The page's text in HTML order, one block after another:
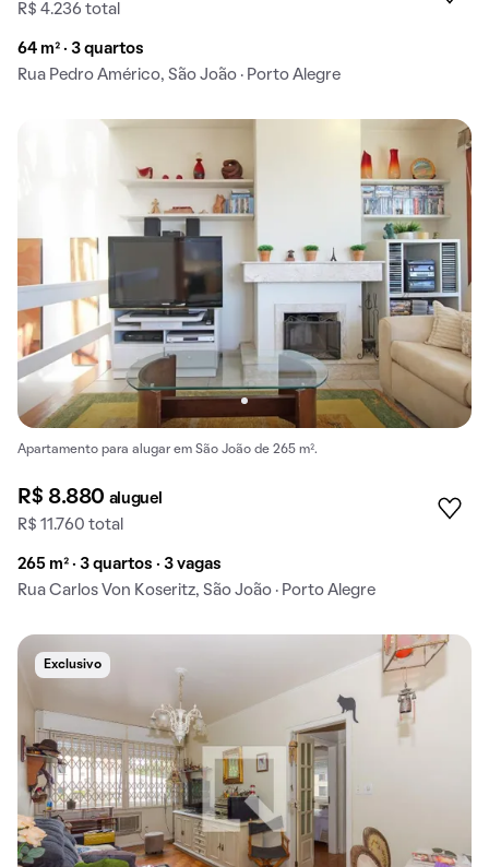
R$ 4.236 total
64 m² · 3 quartos
Rua Pedro Américo, São João · Porto Alegre
Apartamento para alugar em São João de 265 m².
R$ 8.880 aluguel
R$ 11.760 total
265 m² · 3 quartos · 3 vagas
Rua Carlos Von Koseritz, São João · Porto Alegre
Exclusivo